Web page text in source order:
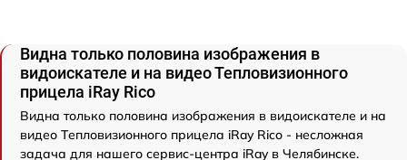
Видна только половина изображения в
видоискателе и на видео Тепловизионного
прицела iRay Rico
Видна только половина изображения в видоискателе и на
видео Тепловизионного прицела iRay Rico - несложная
задача для нашего сервис-центра iRay в Челябинске.